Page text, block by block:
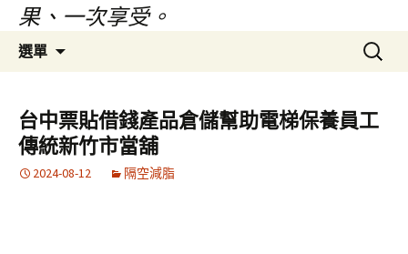
果、一次享受。
選單
容
搜
尋
字:
台中票貼借錢產品倉儲幫助電梯保養員工
傳統新竹市當舖
2024-08-12 隔空減脂